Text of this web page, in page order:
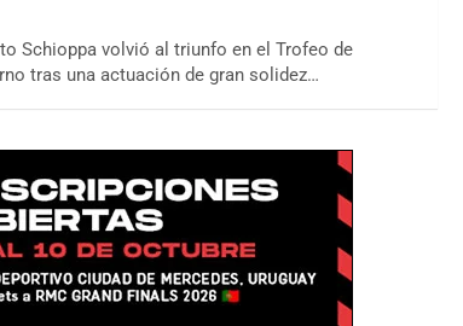
Schioppa volvió al triunfo en el Trofeo de
tras una actuación de gran solidez…